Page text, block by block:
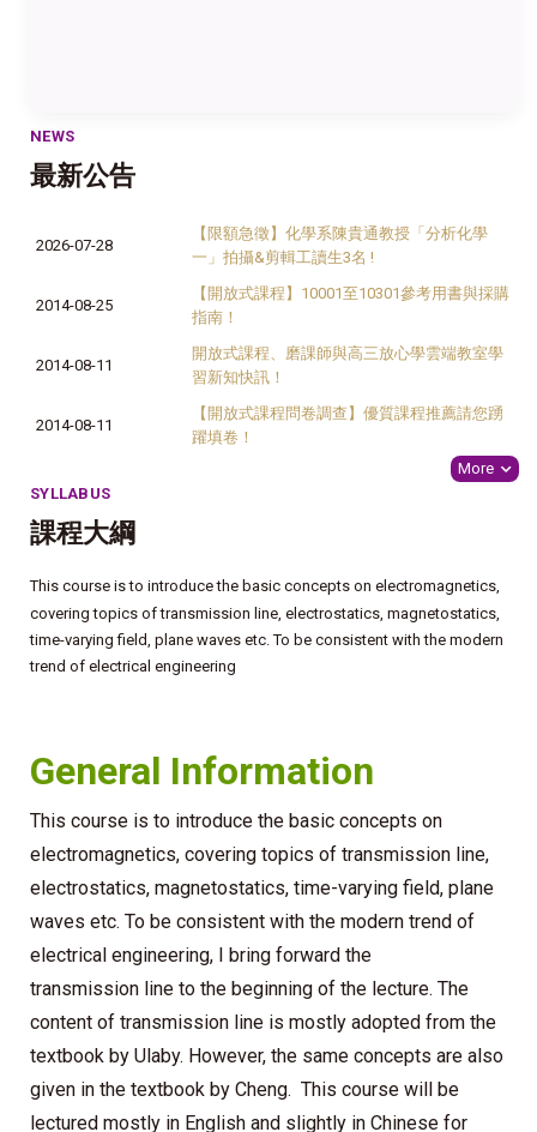
NEWS
最新公告
2026-07-28
【限額急徵】化學系陳貴通教授「分析化學
一」拍攝&剪輯工讀生3名 !
2014-08-25
【開放式課程】10001至10301參考用書與採購
指南！
2014-08-11
開放式課程、磨課師與高三放心學雲端教室學
習新知快訊！
2014-08-11
【開放式課程問卷調查】優質課程推薦請您踴
躍填卷！
More
SYLLABUS
課程大綱
This course is to introduce the basic concepts on electromagnetics,
covering topics of transmission line, electrostatics, magnetostatics,
time-varying field, plane waves etc. To be consistent with the modern
trend of electrical engineering
General Information
This course is to introduce the basic concepts on
electromagnetics, covering topics of transmission line,
electrostatics, magnetostatics, time-varying field, plane
waves etc. To be consistent with the modern trend of
electrical engineering, I bring forward the
transmission line to the beginning of the lecture. The
content of transmission line is mostly adopted from the
textbook by Ulaby. However, the same concepts are also
given in the textbook by Cheng. This course will be
lectured mostly in English and slightly in Chinese for